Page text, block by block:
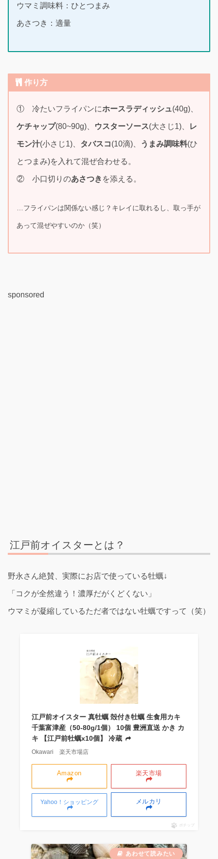
ウマミ調味料：ひとつまみ
あさつき：適量
作り方
① 冷たいフライパンにホースラディッシュ(40g)、
ケチャップ(80~90g)、 ウスターソース(大さじ1)、 レ
モン汁(小さじ1)、 タバスコ(10滴)、 うまみ調味料(ひ
とつまみ)を入れて混ぜ合わせる。
② 小口切りのあさつき を添える。
…フライパンは関係ない感じ？ キレイに取れるし 取っ手が
あって混ぜやすいのか（笑）
sponsored
江戸前オイスターとは？
野永さん絶賛、実際にお店で使っている牡蠣↓
「コクが全然違う！濃厚だがくどくない」
ウマミが凝縮しているただ者ではない牡蠣ですって（笑）
江戸前オイスター 真牡蠣 殻付き牡蠣 生食用カキ
千葉富津産（50-80g/1個） 10個 豊洲直送 かき カ
キ 【江戸前牡蠣x10個】 冷蔵
Okawari 楽天市場店
Amazon 楽天市場
Yahoo！ショッピング メルカリ
ポチップ